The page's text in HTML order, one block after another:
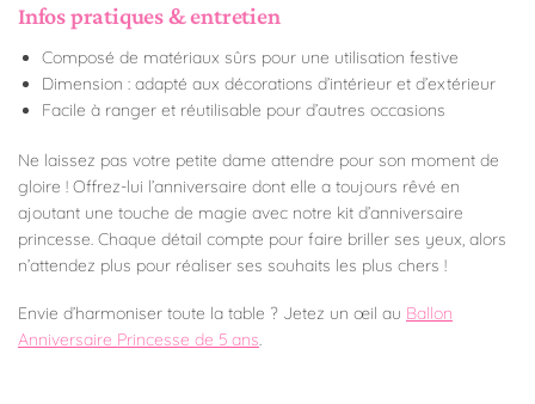
Infos pratiques & entretien
Composé de matériaux sûrs pour une utilisation festive
Dimension : adapté aux décorations d’intérieur et d’extérieur
Facile à ranger et réutilisable pour d’autres occasions
Ne laissez pas votre petite dame attendre pour son moment de
gloire ! Offrez-lui l’anniversaire dont elle a toujours rêvé en
ajoutant une touche de magie avec notre kit d’anniversaire
princesse. Chaque détail compte pour faire briller ses yeux, alors
n’attendez plus pour réaliser ses souhaits les plus chers !
Envie d’harmoniser toute la table ? Jetez un œil au Ballon
Anniversaire Princesse de 5 ans.